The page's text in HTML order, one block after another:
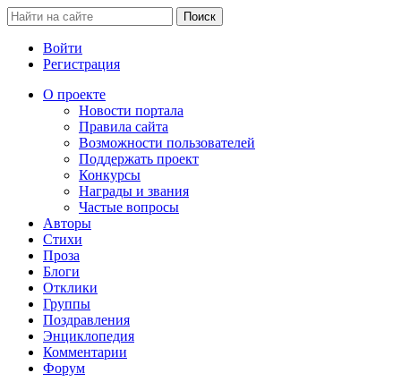
Войти
Регистрация
О проекте
Новости портала
Правила сайта
Возможности пользователей
Поддержать проект
Конкурсы
Награды и звания
Частые вопросы
Авторы
Стихи
Проза
Блоги
Отклики
Группы
Поздравления
Энциклопедия
Комментарии
Форум